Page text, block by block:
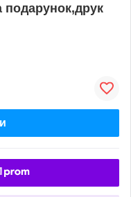
подарунок,друк